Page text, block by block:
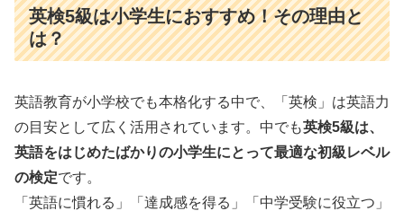
英検5級は小学生におすすめ！その理由と
は？
英語教育が小学校でも本格化する中で、「英検」は英語力
の目安として広く活用されています。中でも英検5級は、
英語をはじめたばかりの小学生にとって最適な初級レベル
の検定です。
「英語に慣れる」「達成感を得る」「中学受験に役立つ」